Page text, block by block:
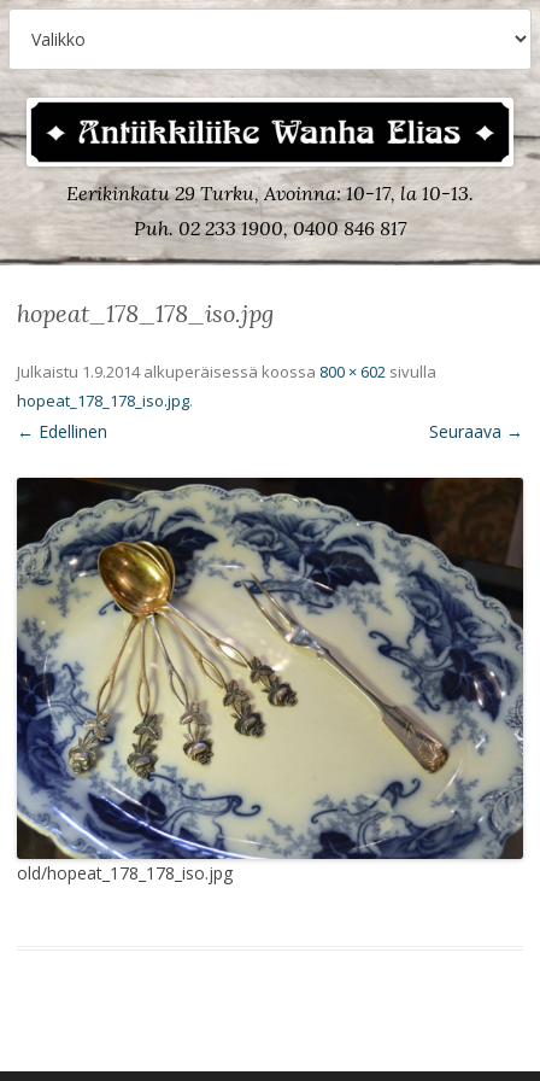
Eerikinkatu 29 Turku, Avoinna: 10-17, la 10-13.
Puh. 02 233 1900, 0400 846 817
hopeat_178_178_iso.jpg
Julkaistu 1.9.2014alkuperäisessä koossa 800 × 602 sivulla
hopeat_178_178_iso.jpg.
← Edellinen Seuraava →
old/hopeat_178_178_iso.jpg